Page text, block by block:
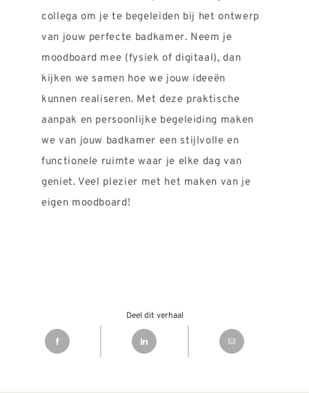
collega om je te begeleiden bij het ontwerp
van jouw perfecte badkamer. Neem je
moodboard mee (fysiek of digitaal), dan
kijken we samen hoe we jouw ideeën
kunnen realiseren. Met deze praktische
aanpak en persoonlijke begeleiding maken
we van jouw badkamer een stijlvolle en
functionele ruimte waar je elke dag van
geniet. Veel plezier met het maken van je
eigen moodboard!
Deel dit verhaal